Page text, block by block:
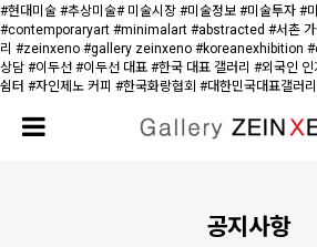
#현대미술 #추상미술# 미술시장 #미술정보 #미술투자 #
#contemporaryart #minimalart #abstracted #서촌 가
리 #zeinxeno #gallery zeinxeno #koreanexhibition
상담 #이두선 #이두선 대표 #한국 대표 갤러리 #외국인
쉼터 #자인제노 커피 #한국화랑협회 #대한민국대표갤러리
공지사항